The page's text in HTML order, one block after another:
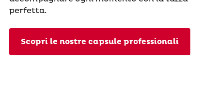
perfetta.
Scopri le nostre capsule professionali